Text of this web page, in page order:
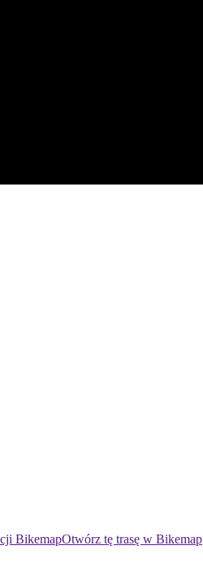
BikemapOtwórz tę trasę w Bikemap